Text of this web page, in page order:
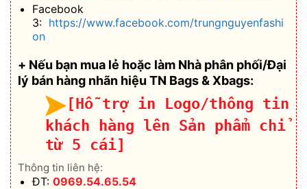
Facebook
3: https://www.facebook.com/trungnguyenfashi
on
+ Nếu bạn mua lẻ hoặc làm Nhà phân phối/Đại
lý bán hàng nhãn hiệu TN Bags & Xbags:
[Hỗ trợ in Logo/thông tin
khách hàng lên Sản phẩm chỉ
từ 5 cái]
Thông tin liên hệ:
ĐT: 0969.54.65.54